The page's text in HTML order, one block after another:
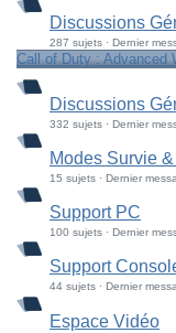
Discussions
287 sujets · Dernier
Call of Duty : Advanced
Discussions
332 sujets · Dernier
Modes Survie
15 sujets · Dernier
Support PC
100 sujets · Dernier
Support
44 sujets · Dernier
Espace Vidéo